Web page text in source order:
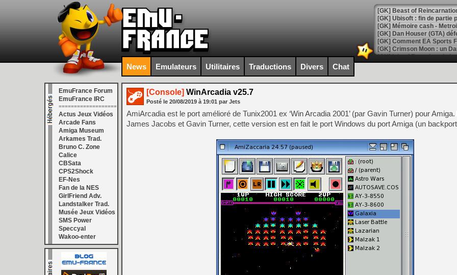
[GK] Beast of
[GK] Ubisoft : fin de partie
[GK] Mémoire cash -
[GK] Dan Houser (GTA)
[GK] Comment EA Sports
[GK] Crimson Moon : un
[GK] Isle of Reveries : le
[GK] Moonlighter 2 : The
[GK] Capcom relance
[Mo5] Deux inédits du
[GK] Le beat'em up The
[GK] Endless Legend 2 :
[LS] [PS5] Le WebKit
[GK] Oubliez Crazy Taxi,
[LS] [Switch] NSZ 5.0.0
[GK] No More Room in
[GK] Un chatbot Atelier
[GK] Mémoire cash -
[GK] Nvidia : le prix des
[GK] Suikoden Star Leap
News Emulateurs Utilitaires Traductions Divers Chat
EmuFrance Forum
EmuFrance IRC
===================
Actus Jeux Vidéos
Arcade Fans
Amiga Museum
Arkames Trad.
Bruno C. Zone
Calice
CBSata
CPS2Shock
EF-Nes
Fan de la NES
GirlFriend Adv.
Landstalker Trad.
Musée Jeux Vidéos
SMS Power
Speccyal
Wakoo-enter
[Console] WinArcadia v25.7
Posté le 20/08/2019 à 19:01 par Jets
AmiArcadia est le port amélioré de Tunix2001 ex ‘Win Arcadia 2001’ (par Gavin Turner) pour
James Jacobs et Gavin Turner, cette version est en fait le port Windows du port Amiga (un